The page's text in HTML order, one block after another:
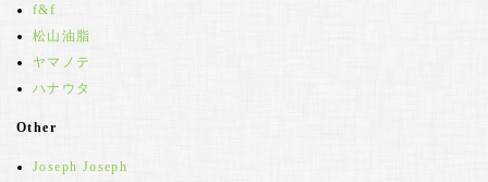
f&f
松山油脂
ヤマノテ
ハナウタ
Other
Joseph Joseph